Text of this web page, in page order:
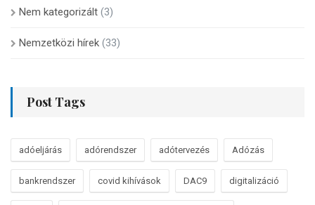
Nem kategorizált (3)
Nemzetközi hírek (33)
Post Tags
adóeljárás adórendszer adótervezés Adózás
bankrendszer covid kihívások DAC9 digitalizáció